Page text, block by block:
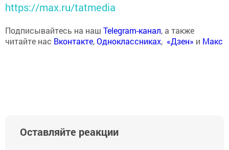
https://max.ru/tatmedia
Подписывайтесь на наш Telegram-канал, а также
читайте нас Вконтакте,Одноклассниках, «Дзен» и Макс
Оставляйте реакции